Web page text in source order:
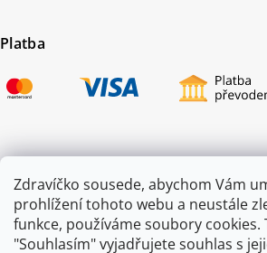
Zdravíčko sousede, abychom Vám
prohlížení tohoto webu a neustále
funkce, používáme soubory cookies.
"Souhlasím" vyjadřujete souhlas s
Platba
Certifikace